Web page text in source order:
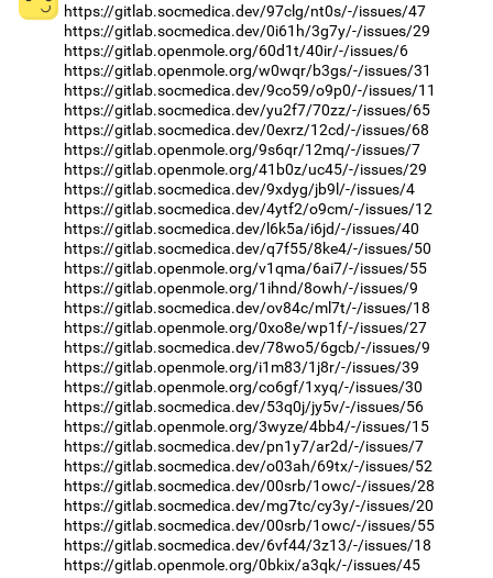
https://gitlab.socmedica.dev/97clg/nt0s/-/issues/47
https://gitlab.socmedica.dev/0i61h/3g7y/-/issues/29
https://gitlab.openmole.org/60d1t/40ir/-/issues/6
https://gitlab.openmole.org/w0wqr/b3gs/-/issues/31
https://gitlab.socmedica.dev/9co59/o9p0/-/issues/11
https://gitlab.socmedica.dev/yu2f7/70zz/-/issues/65
https://gitlab.socmedica.dev/0exrz/12cd/-/issues/68
https://gitlab.openmole.org/9s6qr/12mq/-/issues/7
https://gitlab.openmole.org/41b0z/uc45/-/issues/29
https://gitlab.socmedica.dev/9xdyg/jb9l/-/issues/4
https://gitlab.socmedica.dev/4ytf2/o9cm/-/issues/12
https://gitlab.socmedica.dev/l6k5a/i6jd/-/issues/40
https://gitlab.socmedica.dev/q7f55/8ke4/-/issues/50
https://gitlab.openmole.org/v1qma/6ai7/-/issues/55
https://gitlab.openmole.org/1ihnd/8owh/-/issues/9
https://gitlab.socmedica.dev/ov84c/ml7t/-/issues/18
https://gitlab.openmole.org/0xo8e/wp1f/-/issues/27
https://gitlab.socmedica.dev/78wo5/6gcb/-/issues/9
https://gitlab.openmole.org/i1m83/1j8r/-/issues/39
https://gitlab.openmole.org/co6gf/1xyq/-/issues/30
https://gitlab.socmedica.dev/53q0j/jy5v/-/issues/56
https://gitlab.openmole.org/3wyze/4bb4/-/issues/15
https://gitlab.socmedica.dev/pn1y7/ar2d/-/issues/7
https://gitlab.socmedica.dev/o03ah/69tx/-/issues/52
https://gitlab.socmedica.dev/00srb/1owc/-/issues/28
https://gitlab.socmedica.dev/mg7tc/cy3y/-/issues/20
https://gitlab.socmedica.dev/00srb/1owc/-/issues/55
https://gitlab.socmedica.dev/6vf44/3z13/-/issues/18
https://gitlab.openmole.org/0bkix/a3qk/-/issues/45